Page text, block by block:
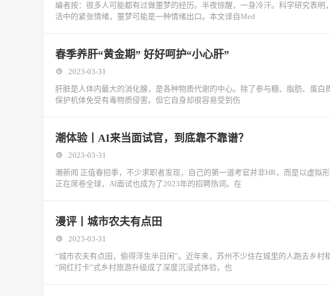
编者按：很多人可能都有过做噩梦的经历。半夜惊醒，一身冷汗。科学研究表
活中的紧张情绪，噩梦可能是一种情绪出口。本文译自Med
春季养肝“黄金期” 好好呵护“小心肝”
2023-03-31
肝脏是人体内最大的消化腺，是各种物质代谢的中心。除了参与糖、脂肪、蛋白
保护机体免受有毒物质侵害。但它自身却很容易受到伤
潮体验丨AI来当面试官，到底靠不靠谱？
2023-03-31
潮新闻 正值春招季，不少求职者发现，自己的第一道考官并非HR，而是以虚拟
正在席卷全球，AI面试也成为了2023年的招聘热词。在
漫评丨城市农夫有点田
2023-03-31
“城市农夫有点田，偷得浮生半日闲”。近年来，苏州不少住在城里的人跑去乡村
“网红打卡”式乡村旅游升级成了深度沉浸式体验，也